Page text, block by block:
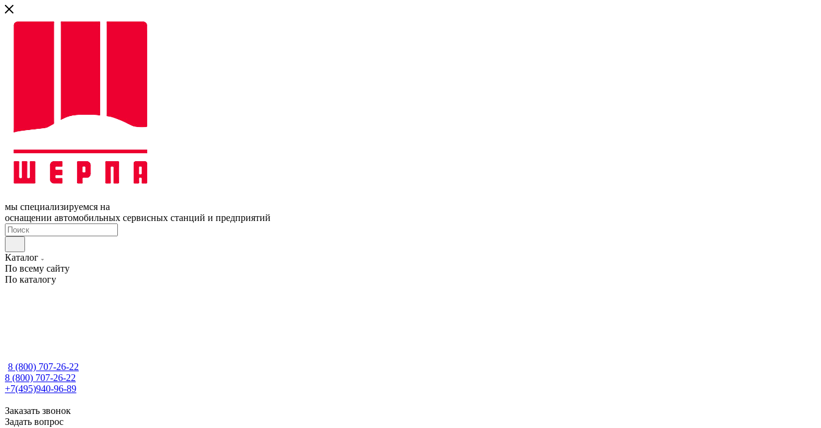
мы специализируемся на
оснащении автомобильных сервисных станций и предприятий
Каталог
По всему сайту
По каталогу
8 (800) 707-26-22
8 (800) 707-26-22
+7(495)940-96-89
Заказать звонок
Задать вопрос